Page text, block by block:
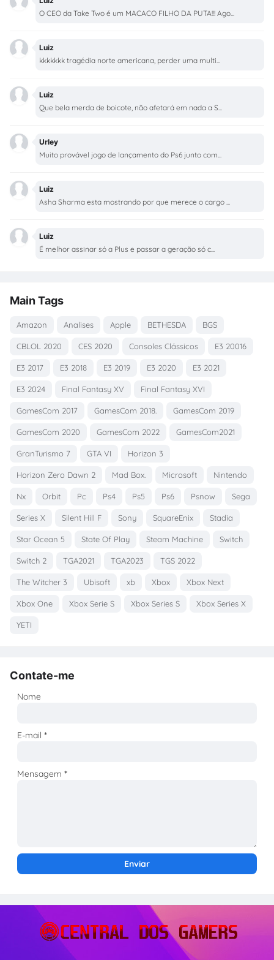
O CEO da Take Two é um MACACO FILHO DA PUTA!!! Ago...
Luiz
kkkkkkk tragédia norte americana, perder uma multi...
Luiz
Que bela merda de boicote, não afetará em nada a S...
Urley
Muito provável jogo de lançamento do Ps6 junto com...
Luiz
Asha Sharma esta mostrando por que merece o cargo ...
Luiz
É melhor assinar só a Plus e passar a geração só c...
Main Tags
Amazon Analises Apple BETHESDA BGS
CBLOL 2020 CES 2020 Consoles Clássicos E3 20016
E3 2017 E3 2018 E3 2019 E3 2020 E3 2021
E3 2024 Final Fantasy XV Final Fantasy XVI
GamesCom 2017 GamesCom 2018. GamesCom 2019
GamesCom 2020 GamesCom 2022 GamesCom2021
GranTurismo 7 GTA VI Horizon 3
Horizon Zero Dawn 2 Mad Box. Microsoft Nintendo
Nx Orbit Pc Ps4 Ps5 Ps6 Psnow Sega
Series X Silent Hill F Sony SquareEnix Stadia
Star Ocean 5 State Of Play Steam Machine Switch
Switch 2 TGA2021 TGA2023 TGS 2022
The Witcher 3 Ubisoft xb Xbox Xbox Next
Xbox One Xbox Serie S Xbox Series S Xbox Series X
YETI
Contate-me
Nome
E-mail*
Mensagem*